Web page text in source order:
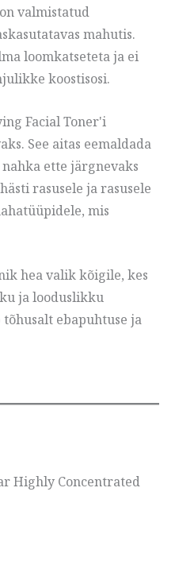
valmistatud
mahutis.
loomkatseteta ja ei
koostisosi.
Facial Toner'i
See aitas eemaldada
ette järgnevaks
rasusele ja rasusele
mis
hea valik kõigile, kes
ja looduslikku
ebapuhtuse ja
Highly Concentrated